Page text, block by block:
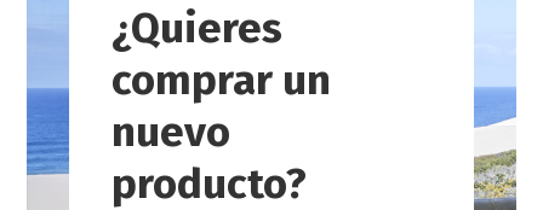
¿Quieres
comprar un
nuevo
producto?